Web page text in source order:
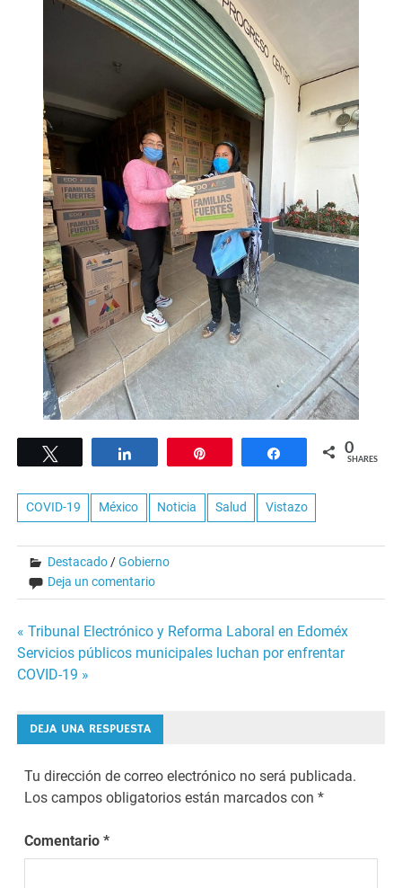
Share 0
SHARES
COVID-19 México Noticia Salud Vistazo
Destacado /Gobierno
Deja un comentario
Navegación
de
entradas
« Tribunal Electrónico y Reforma Laboral en Edoméx
Servicios públicos municipales luchan por enfrentar
COVID-19 »
DEJA UNA RESPUESTA
Tu dirección de correo electrónico no será publicada.
Los campos obligatorios están marcados con*
Comentario*